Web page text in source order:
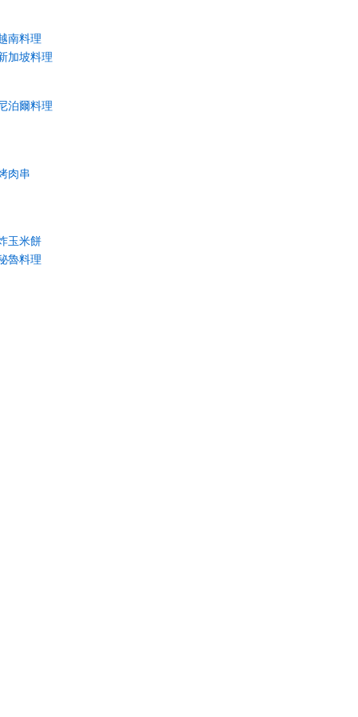
南料理
加坡料理
泊爾料理
肉串
玉米餅
魯料理